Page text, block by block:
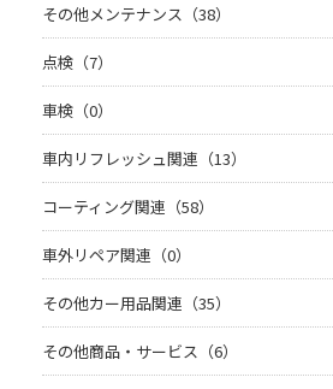
その他メンテナンス（38）
点検（7）
車検（0）
車内リフレッシュ関連（13）
コーティング関連（58）
車外リペア関連（0）
その他カー用品関連（35）
その他商品・サービス（6）